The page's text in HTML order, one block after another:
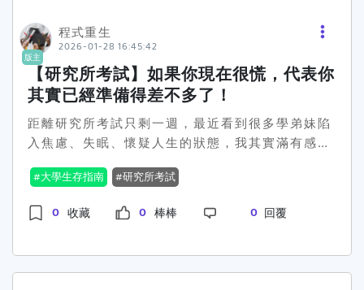
租公系」才是最有保障的選擇。這類戲謔卻也透露
出台灣年輕人在面對學業與工作的現實壓力。這樣
的討論熱潮，實則反映出台灣年輕人在學業選擇及
職涯發展上的內心交戰。💭因此，不如讓我們回到
聯嗎？或許人生的幸福錦囊，並不在於你念什麼，
而是你怎麼活。你認為呢，是不是該重新思考「趁
早選對胎」更重要？
版主
程式重生
2026-01-28 16:45:42
【研究所考試】如果你現在很慌，代表你
其實已經準備得差不多了！
距離研究所考試只剩一週，最近看到很多學弟妹陷
入焦慮、失眠、懷疑人生的狀態，我其實滿有感
在回頭看，真的有很多擔心，其實當下的自己根本
不用承受那麼多。所以想用一個也走過那段時間的
學姐身分，跟大家分享一些考前最後一週比較重要
多了。能走到考前一週的人，幾乎不可能是完全沒
大學生存指南 研究所考試
0 收藏 0 棒棒 0 回覆